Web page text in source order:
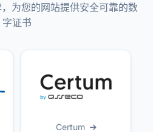
为您的网站提供安全可靠的数
字证书
Certum